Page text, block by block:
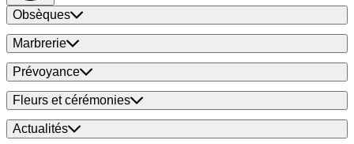
Obsèques
Marbrerie
Prévoyance
Fleurs et cérémonies
Actualités